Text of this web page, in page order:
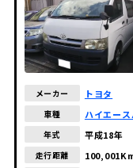
メーカー トヨタ
車種 ハイエース
年式 平成18年
走行距離